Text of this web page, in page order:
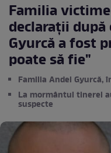
Familia
declarații
Gyurcă a fost
poate să fie"
Familia Andei Gyurcă,
La mormântul tinerei
suspecte